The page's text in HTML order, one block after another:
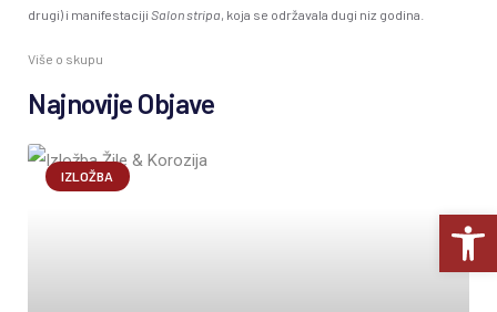
drugi) i manifestaciji Salon stripa, koja se održavala dugi niz godina.
Više o skupu
Najnovije Objave
IZLOŽBA